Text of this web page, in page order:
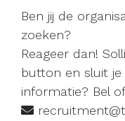
Ben jij de
zoeken?
Reageer dan!
button en sluit je
informatie? Bel